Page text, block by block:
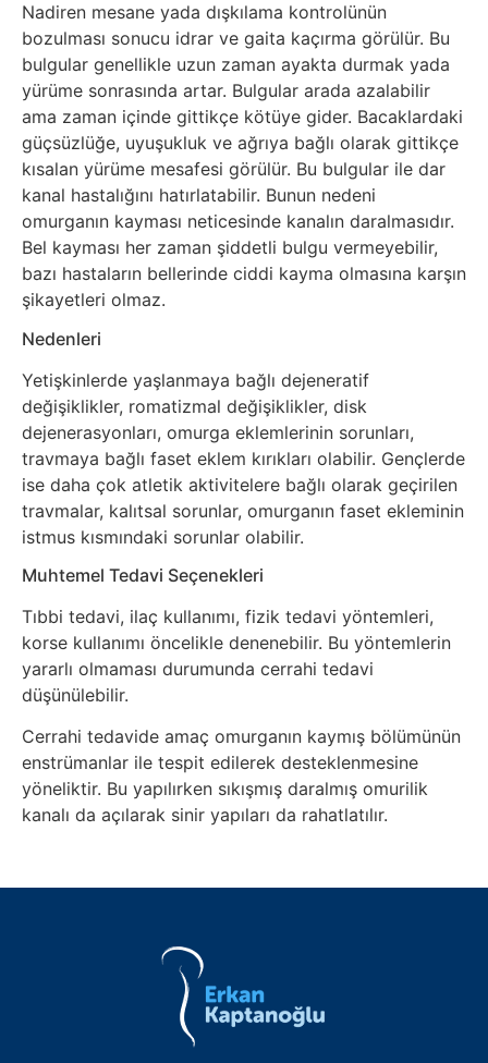
Nadiren mesane yada dışkılama kontrolünün
bozulması sonucu idrar ve gaita kaçırma görülür. Bu
bulgular genellikle uzun zaman ayakta durmak yada
yürüme sonrasında artar. Bulgular arada azalabilir
ama zaman içinde gittikçe kötüye gider. Bacaklardaki
güçsüzlüğe, uyuşukluk ve ağrıya bağlı olarak gittikçe
kısalan yürüme mesafesi görülür. Bu bulgular ile dar
kanal hastalığını hatırlatabilir. Bunun nedeni
omurganın kayması neticesinde kanalın daralmasıdır.
Bel kayması her zaman şiddetli bulgu vermeyebilir,
bazı hastaların bellerinde ciddi kayma olmasına karşın
şikayetleri olmaz.
Nedenleri
Yetişkinlerde yaşlanmaya bağlı dejeneratif
değişiklikler, romatizmal değişiklikler, disk
dejenerasyonları, omurga eklemlerinin sorunları,
travmaya bağlı faset eklem kırıkları olabilir. Gençlerde
ise daha çok atletik aktivitelere bağlı olarak geçirilen
travmalar, kalıtsal sorunlar, omurganın faset ekleminin
istmus kısmındaki sorunlar olabilir.
Muhtemel Tedavi Seçenekleri
Tıbbi tedavi, ilaç kullanımı, fizik tedavi yöntemleri,
korse kullanımı öncelikle denenebilir. Bu yöntemlerin
yararlı olmaması durumunda cerrahi tedavi
düşünülebilir.
Cerrahi tedavide amaç omurganın kaymış bölümünün
enstrümanlar ile tespit edilerek desteklenmesine
yöneliktir. Bu yapılırken sıkışmış daralmış omurilik
kanalı da açılarak sinir yapıları da rahatlatılır.